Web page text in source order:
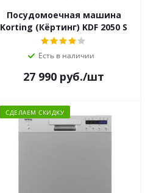
Посудомоечная машина
Korting (Кёртинг) KDF 2050 S
Есть в наличии
27 990 руб./шт
СДЕЛАЕМ СКИДКУ